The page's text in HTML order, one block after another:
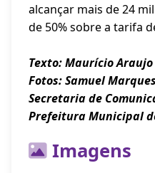
alcançar mais de 24
de 50% sobre a tarifa
Texto: Maurício Araujo
Fotos: Samuel
Secretaria de
Prefeitura Municipal
Imagens